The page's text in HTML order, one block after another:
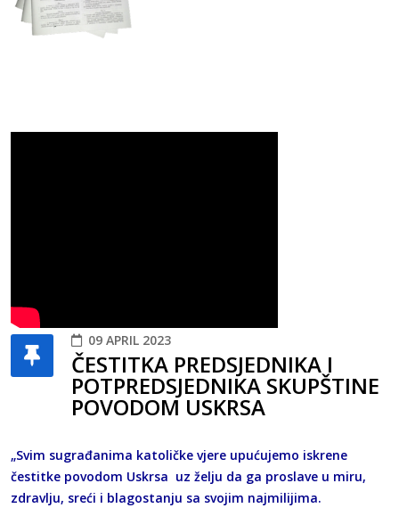
09 APRIL 2023
ČESTITKA PREDSJEDNIKA I
POTPREDSJEDNIKA SKUPŠTINE
POVODOM USKRSA
„Svim sugrađanima katoličke vjere upućujemo iskrene
čestitke povodom Uskrsa uz želju da ga proslave u miru,
zdravlju, sreći i blagostanju sa svojim najmilijima.